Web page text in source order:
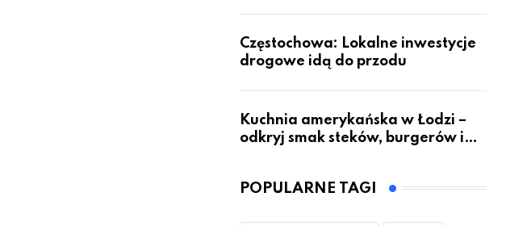
Częstochowa: Lokalne inwestycje
drogowe idą do przodu
Kuchnia amerykańska w Łodzi –
odkryj smak steków, burgerów i
POPULARNE TAGI